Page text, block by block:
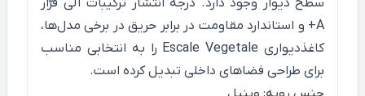
سطح دیوار وجود دارد. درجه انتشار ترکیبات آلی فرّار
A+ و استاندارد مقاومت در برابر حریق در برخی مدل‌ها،
کاغذدیواری Escale Vegetale را به انتخابی مناسب
برای طراحی فضاهای داخلی تبدیل کرده است.